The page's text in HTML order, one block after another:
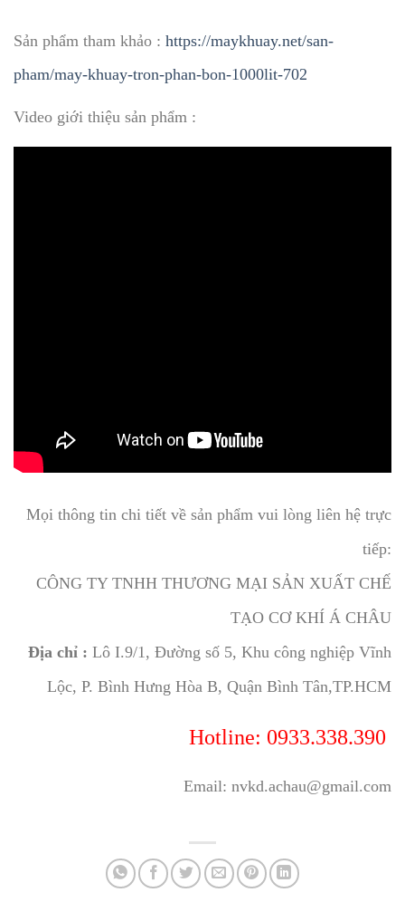
Sản phẩm tham khảo : https://maykhuay.net/san-
pham/may-khuay-tron-phan-bon-1000lit-702
Video giới thiệu sản phẩm :
Mọi thông tin chi tiết về sản phẩm vui lòng liên hệ trực
tiếp:
CÔNG TY TNHH THƯƠNG MẠI SẢN XUẤT CHẾ
TẠO CƠ KHÍ Á CHÂU
Địa chỉ : Lô I.9/1, Đường số 5, Khu công nghiệp Vĩnh
Lộc, P. Bình Hưng Hòa B, Quận Bình Tân,TP.HCM
Hotline: 0933.338.390
Email: nvkd.achau@gmail.com